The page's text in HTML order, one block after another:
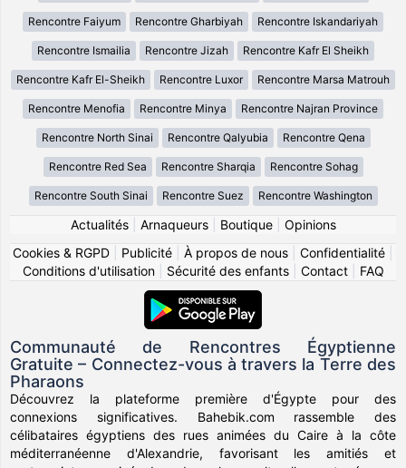
Rencontre Faiyum Rencontre Gharbiyah Rencontre Iskandariyah
Rencontre Ismailia Rencontre Jizah Rencontre Kafr El Sheikh
Rencontre Kafr El-Sheikh Rencontre Luxor Rencontre Marsa Matrouh
Rencontre Menofia Rencontre Minya Rencontre Najran Province
Rencontre North Sinai Rencontre Qalyubia Rencontre Qena
Rencontre Red Sea Rencontre Sharqia Rencontre Sohag
Rencontre South Sinai Rencontre Suez Rencontre Washington
Actualités| Arnaqueurs| Boutique| Opinions
Cookies & RGPD
Publicité À propos de nous Confidentialité
Conditions d'utilisation| Sécurité des enfants| Contact| FAQ
Communauté de Rencontres Égyptienne
Gratuite – Connectez-vous à travers la Terre des
Pharaons
Découvrez la plateforme première d'Égypte pour des
connexions significatives. Bahebik.com rassemble des
célibataires égyptiens des rues animées du Caire à la côte
méditerranéenne d'Alexandrie, favorisant les amitiés et